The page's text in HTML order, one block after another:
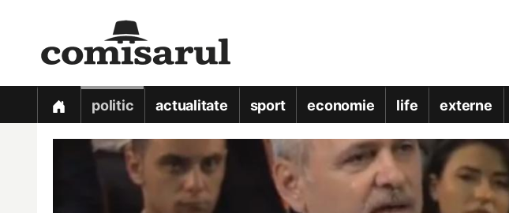
politic actualitate sport economie life externe